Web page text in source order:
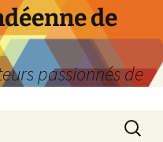
de
passionnés de